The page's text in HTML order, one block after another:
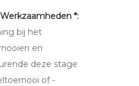
*:
bij het
en
deze stage
of -